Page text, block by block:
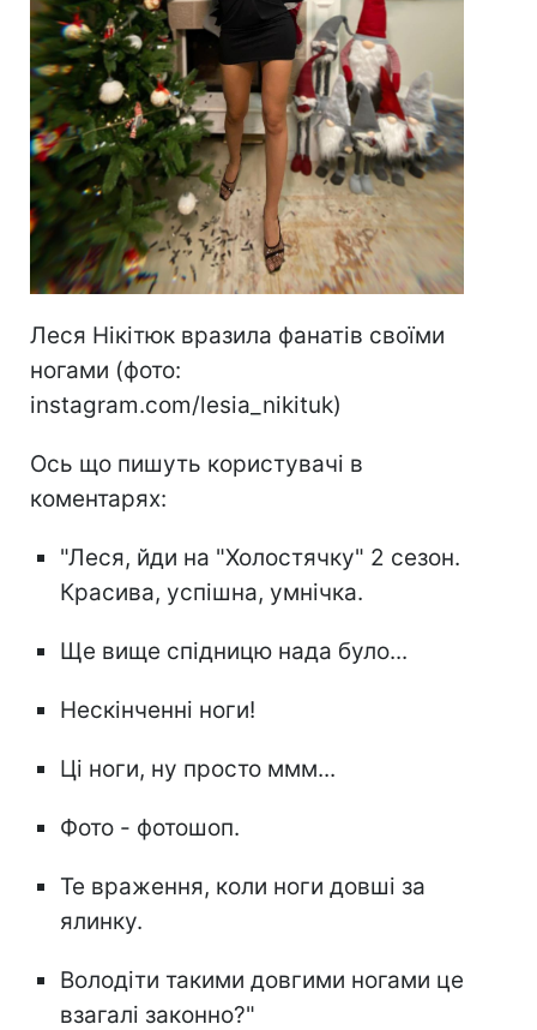
Леся Нікітюк вразила фанатів своїми
ногами (фото:
instagram.com/lesia_nikituk)
Ось що пишуть користувачі в
коментарях:
"Леся, йди на "Холостячку" 2 сезон.
Красива, успішна, умнічка.
Ще вище спідницю нада було...
Нескінченні ноги!
Ці ноги, ну просто ммм...
Фото - фотошоп.
Те враження, коли ноги довші за
ялинку.
Володіти такими довгими ногами це
взагалі законно?"